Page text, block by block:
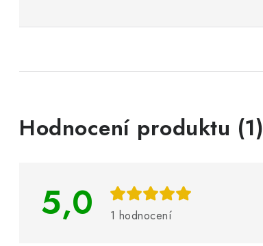
Hodnocení produktu (1)
5,0 1 hodnocení
V